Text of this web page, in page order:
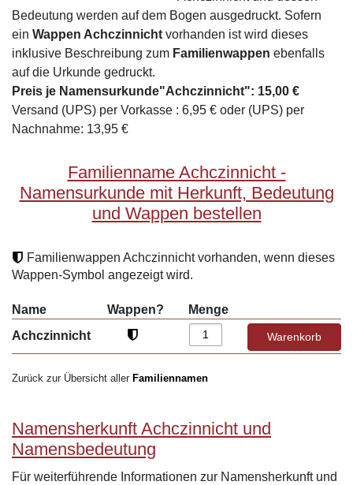
Bedeutung werden auf dem Bogen ausgedruckt. Sofern
ein Wappen Achczinnicht vorhanden ist wird dieses
inklusive Beschreibung zum Familienwappen ebenfalls
auf die Urkunde gedruckt.
Preis je Namensurkunde"Achczinnicht": 15,00 €
Versand (UPS) per Vorkasse : 6,95 € oder (UPS) per
Nachnahme: 13,95 €
Familienname Achczinnicht -
Namensurkunde mit Herkunft, Bedeutung
und Wappen bestellen
Familienwappen Achczinnicht vorhanden, wenn dieses
Wappen-Symbol angezeigt wird.
Name Wappen?
Menge
Achczinnicht
Zurück zur Übersicht aller Familiennamen
Namensherkunft Achczinnicht und
Namensbedeutung
Für weiterführende Informationen zur Namensherkunft und